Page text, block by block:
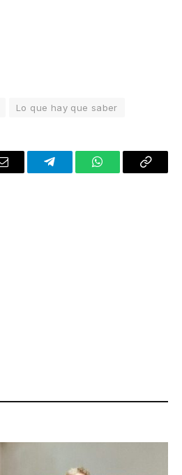
Lo que hay que saber
Email TelegramWhatsAppCopy